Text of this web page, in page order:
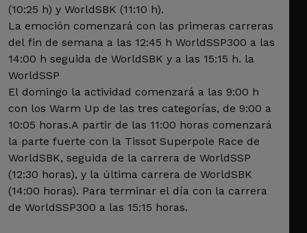
(10:25 h) y WorldSBK (11:10 h).
La emoción comenzará con las primeras carreras
del fin de semana a las 12:45 h WorldSSP300 a las
14:00 h seguida de WorldSBK y a las 15:15 h. la
WorldSSP
El domingo la actividad comenzará a las 9:00 h
con los Warm Up de las tres categorías, de 9:00 a
10:05 horas.A partir de las 11:00 horas comenzará
la parte fuerte con la Tissot Superpole Race de
WorldSBK, seguida de la carrera de WorldSSP
(12:30 horas), y la última carrera de WorldSBK
(14:00 horas). Para terminar el día con la carrera
de WorldSSP300 a las 15:15 horas.